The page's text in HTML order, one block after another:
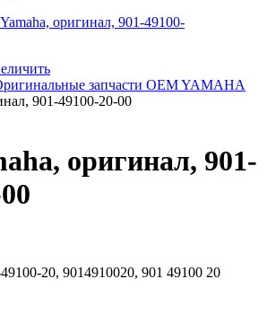
запчасти OEM YAMAHA
901-49100-20-00
оригинал, 901-
20, 9014910020, 901 49100 20